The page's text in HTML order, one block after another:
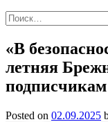
Найти:
«В
летняя
подписчикам
Posted on 02.09.2025